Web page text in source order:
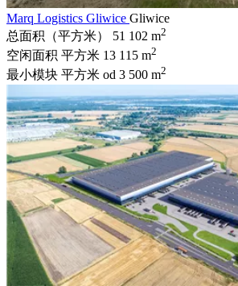
Marq Logistics Gliwice Gliwice
总面积（平方米）
51 102 m2
空闲面积 平方米 13 115 m2
最小模块 平方米 od 3 500 m2